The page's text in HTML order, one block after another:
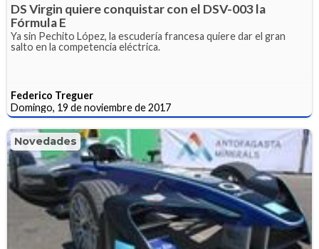
DS Virgin quiere conquistar con el DSV-003 la
Fórmula E
Ya sin Pechito López, la escudería francesa quiere dar el gran
salto en la competencia eléctrica.
Federico Treguer
Domingo, 19 de noviembre de 2017
Novedades